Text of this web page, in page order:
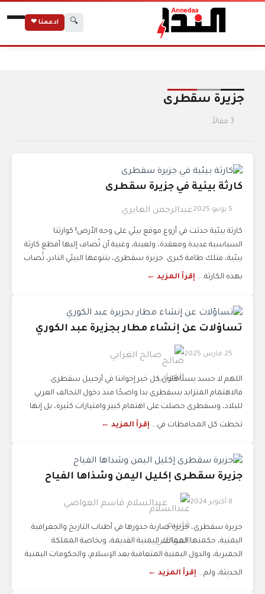
🔍 ادعمنا ❤
جزيرة سقطرى
3 مقالاً
كارثة بيئية في جزيرة سقطرى
5 يونيو 2025 عبدالرحمن الغابري
كارثة بيئية حدثت في أروع موقع بيئي على وجه الأرض! كوارثنا
السياسية عديدة ومعقدة، ولعينة، وغبية أن تُضاف إليها أفظع كارثة
بيئية، فتلك طامة كبرى. جزيرة سقطرى، بتنوعها البيئي النادر، تُصاب
بهذه الكارثة.... إقرأ المزيد ←
تساؤلات عن إنشاء مطار بجزيرة عبد الكوري
25 مارس 2025 صالح الغرابي
اللهم لا حسد يستاهلون كل خير إخواننا في أرخبيل سقطرى.
فالاهتمام المتزايد بسقطرى بدا واضحًا منذ دخول التحالف العربي
للبلاد، وسقطرى حصلت على اهتمام كبير وامتيازات كثيرة، بل إنها
تخطت كل المحافظات في... إقرأ المزيد ←
جزيرة سقطرى إكليل اليمن وشذاها الفياح
8 أكتوبر 2024 عبدالسلام قاسم العواضي
جزيرة سقطرى، جزيرة ضاربة جذورها في أطناب التاريخ والجغرافية
اليمنية، حكمتها الممالك اليمنية القديمة، وبخاصة المملكة
الحميرية، والدول اليمنية المتعاقبة بعد الإسلام، والحكومات اليمنية
الحديثة، ولم... إقرأ المزيد ←